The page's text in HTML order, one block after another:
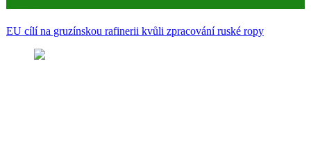
EU cílí na gruzínskou rafinerii kvůli zpracování ruské ropy